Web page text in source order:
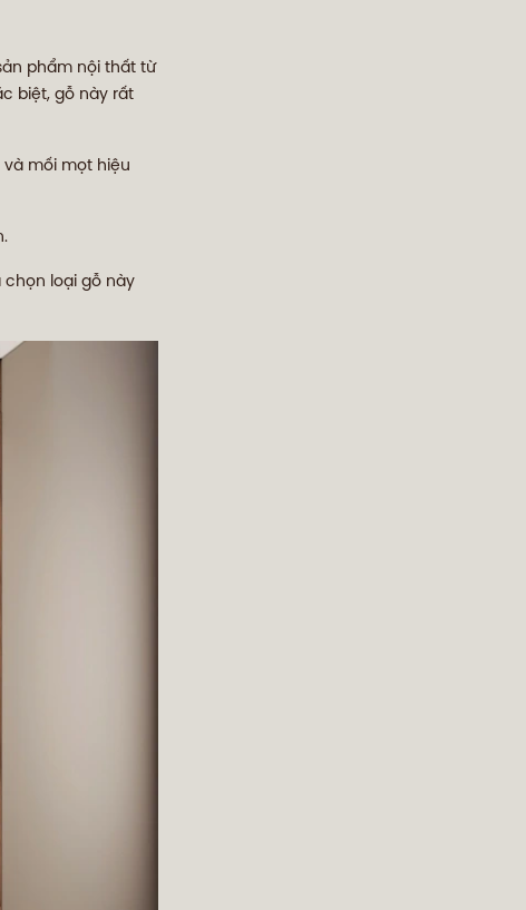
phẩm nội thất từ
biệt, gỗ này rất
mối mọt hiệu
chọn loại gỗ này